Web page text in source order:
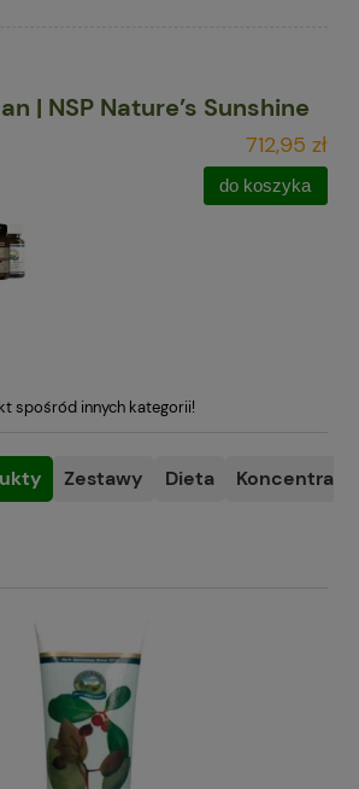
| NSP Nature’s Sunshine
712,95 zł
do koszyka
spośród innych kategorii!
Zestawy Dieta